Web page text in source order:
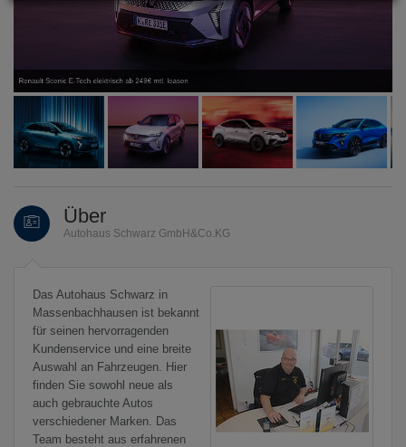
Renault Scenic E-Tech elektrisch ab 249€ mtl. leasen
Über
Autohaus Schwarz GmbH&Co.KG
Das Autohaus Schwarz in
Massenbachhausen ist bekannt
für seinen hervorragenden
Kundenservice und eine breite
Auswahl an Fahrzeugen. Hier
finden Sie sowohl neue als
auch gebrauchte Autos
verschiedener Marken. Das
Team besteht aus erfahrenen